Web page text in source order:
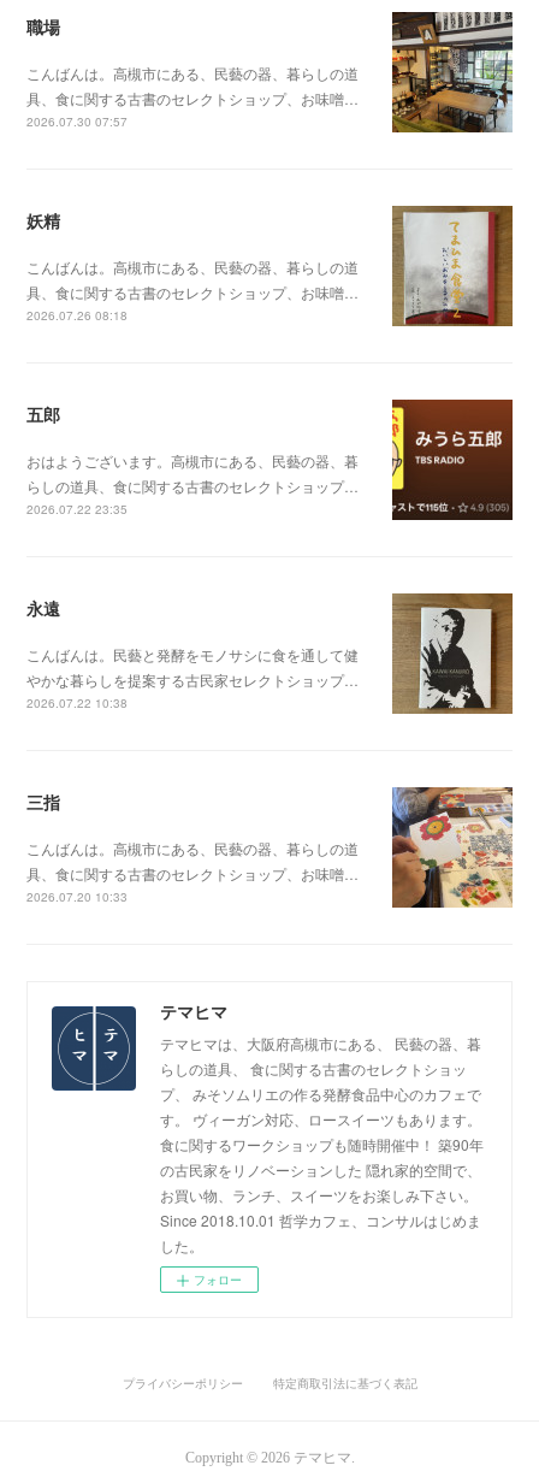
職場
こんばんは。高槻市にある、民藝の器、暮らしの道
具、食に関する古書のセレクトショップ、お味噌…
2026.07.30 07:57
妖精
こんばんは。高槻市にある、民藝の器、暮らしの道
具、食に関する古書のセレクトショップ、お味噌…
2026.07.26 08:18
五郎
おはようございます。高槻市にある、民藝の器、暮
らしの道具、食に関する古書のセレクトショップ…
2026.07.22 23:35
永遠
こんばんは。民藝と発酵をモノサシに食を通して健
やかな暮らしを提案する古民家セレクトショップ…
2026.07.22 10:38
三指
こんばんは。高槻市にある、民藝の器、暮らしの道
具、食に関する古書のセレクトショップ、お味噌…
2026.07.20 10:33
テマヒマ
テマヒマは、大阪府高槻市にある、 民藝の器、暮
らしの道具、 食に関する古書のセレクトショッ
プ、 みそソムリエの作る発酵食品中心のカフェで
す。 ヴィーガン対応、ロースイーツもあります。
食に関するワークショップも随時開催中！ 築90年
の古民家をリノベーションした 隠れ家的空間で、
お買い物、ランチ、スイーツをお楽しみ下さい。
Since 2018.10.01 哲学カフェ、コンサルはじめま
した。
フォロー
プライバシーポリシー 特定商取引法に基づく表記
Copyright © 2026 テマヒマ.